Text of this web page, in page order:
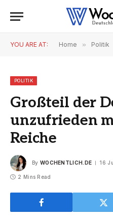
YOU ARE AT: Home » Politik
POLITIK
Großteil der
unzufrieden
Reiche
By WOCHENTLICH.DE 16
2 Mins Read